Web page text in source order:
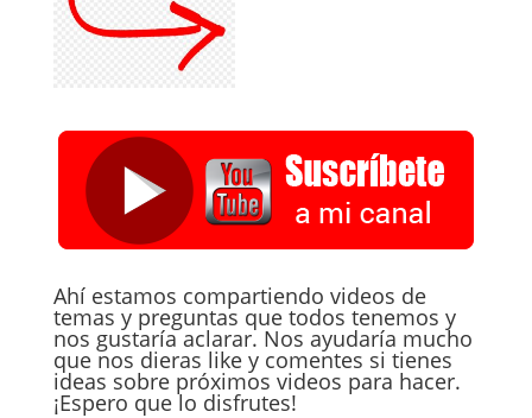
Ahí estamos compartiendo videos de
temas y preguntas que todos tenemos y
nos gustaría aclarar. Nos ayudaría mucho
que nos dieras like y comentes si tienes
ideas sobre próximos videos para hacer.
¡Espero que lo disfrutes!